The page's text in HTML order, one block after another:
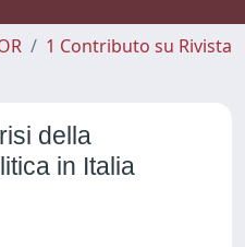
1 Contributo su Rivista
della
in Italia